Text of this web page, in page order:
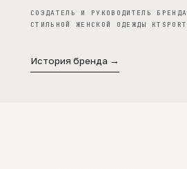
СОЗДАТЕЛЬ И РУКОВОДИТЕЛЬ БРЕНДА
СТИЛЬНОЙ ЖЕНСКОЙ ОДЕЖДЫ KTSPORT
История бренда →